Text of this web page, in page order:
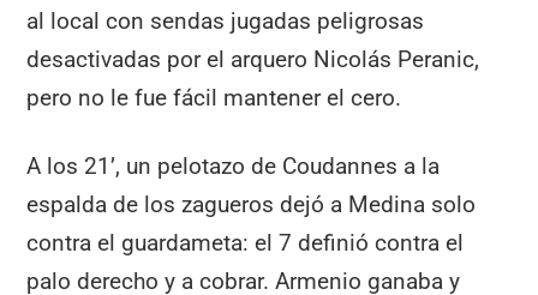
al local con sendas jugadas peligrosas
desactivadas por el arquero Nicolás Peranic,
pero no le fue fácil mantener el cero.
A los 21’, un pelotazo de Coudannes a la
espalda de los zagueros dejó a Medina solo
contra el guardameta: el 7 definió contra el
palo derecho y a cobrar. Armenio ganaba y